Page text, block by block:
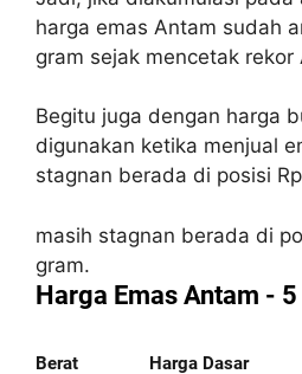
harga emas Antam sudah
gram sejak mencetak
Begitu juga dengan harga
digunakan ketika menjual
stagnan berada di posisi
masih stagnan berada di
gram.